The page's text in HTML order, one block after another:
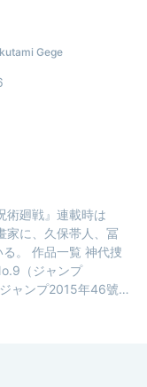
Gege
術廻戦』連載時は
家に、久保帯人、冨
代捜
（ジャンプ
ャンプ2015年46號
ャンプ2016年44號
（集英社、ジャン